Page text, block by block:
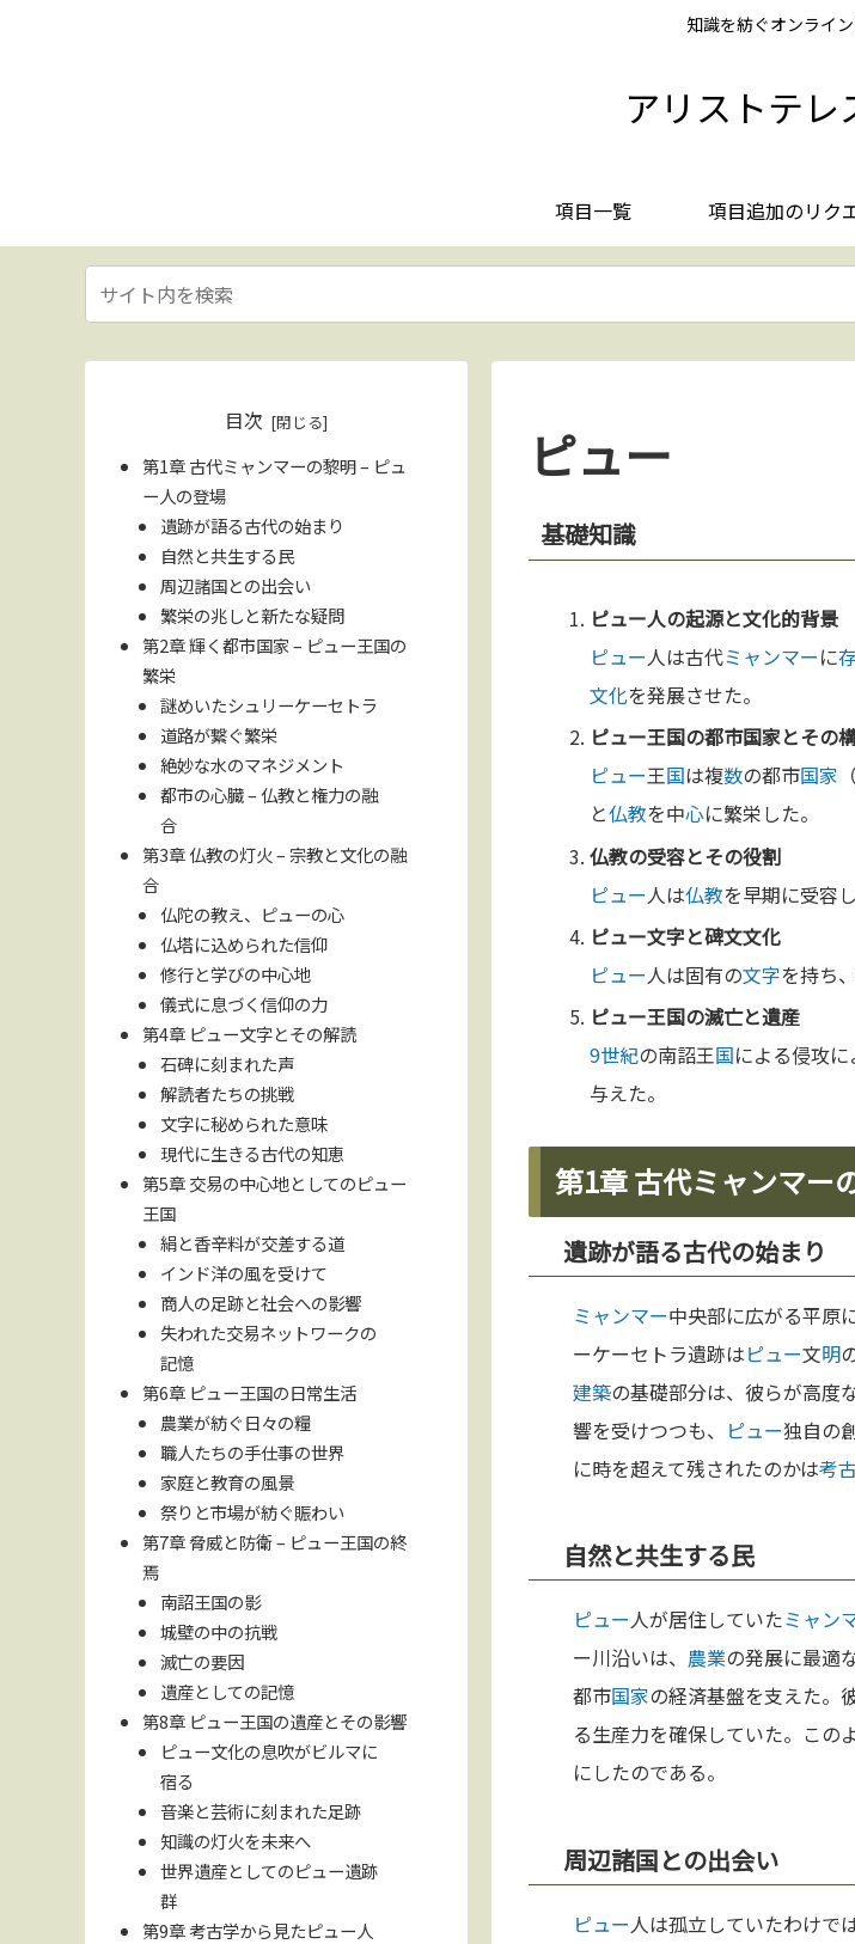
知識を紡ぐオンライ
アリストテレ
項目一覧 項目追加のリク
ピュー
基礎知識
ピュー人の起源と文化的背景
ピュー人は古代ミャンマーに
文化を発展させた。
ピュー王国の都市国家とその
ピュー王国は複数の都市国家
と仏教を中心に繁栄した。
仏教の受容とその役割
ピュー人は仏教を早期に受容
ピュー文字と碑文文化
ピュー人は固有の文字を持ち
ピュー王国の滅亡と遺産
9世紀の南詔王国による侵攻に
与えた。
第1章 古代ミャンマー
遺跡が語る古代の始まり
ミャンマー中央部に広がる平原に
ーケーセトラ遺跡はピュー文明
建築の基礎部分は、彼らが高度
響を受けつつも、 ピュー独自の
に時を超えて残されたのかは考
自然と共生する民
ピュー人が居住していたミャン
ー川沿いは、 農業の発展に最適
都市国家の経済基盤を支えた。
る生産力を確保していた。この
にしたのである。
周辺諸国との出会い
ピュー人は孤立していたわけで
目次
第1章 古代ミャンマーの黎明 – ピュ
ー人の登場
遺跡が語る古代の始まり
自然と共生する民
周辺諸国との出会い
繁栄の兆しと新たな疑問
第2章 輝く都市国家 – ピュー王国の
繁栄
謎めいたシュリーケーセトラ
道路が繋ぐ繁栄
絶妙な水のマネジメント
都市の心臓 – 仏教と権力の融
合
第3章 仏教の灯火 – 宗教と文化の融
合
仏陀の教え、ピューの心
仏塔に込められた信仰
修行と学びの中心地
儀式に息づく信仰の力
第4章 ピュー文字とその解読
石碑に刻まれた声
解読者たちの挑戦
文字に秘められた意味
現代に生きる古代の知恵
第5章 交易の中心地としてのピュー
王国
絹と香辛料が交差する道
インド洋の風を受けて
商人の足跡と社会への影響
失われた交易ネットワークの
記憶
第6章 ピュー王国の日常生活
農業が紡ぐ日々の糧
職人たちの手仕事の世界
家庭と教育の風景
祭りと市場が紡ぐ賑わい
第7章 脅威と防衛 – ピュー王国の終
焉
南詔王国の影
城壁の中の抗戦
滅亡の要因
遺産としての記憶
第8章 ピュー王国の遺産とその影響
ピュー文化の息吹がビルマに
宿る
音楽と芸術に刻まれた足跡
知識の灯火を未来へ
世界遺産としてのピュー遺跡
群
第9章 考古学から見たピュー人